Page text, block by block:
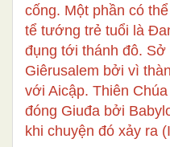
cống. Một phần có
tể tướng trẻ tuổi là
đụng tới thánh đô.
Giêrusalem bởi vì
với Aicập. Thiên
đóng Giuđa bởi
khi chuyện đó xảy ra